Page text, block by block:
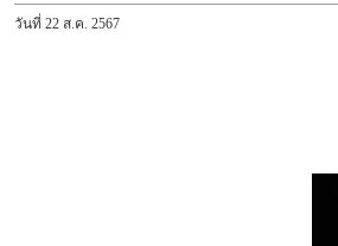
วันที่ 22 ส.ค. 2567